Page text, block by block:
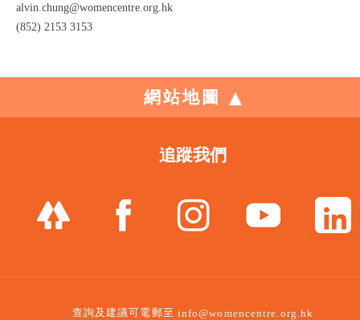
alvin.chung@womencentre.org.hk
(852) 2153 3153
網站地圖
追蹤我們
查詢及建議可電郵至 info@womencentre.org.hk